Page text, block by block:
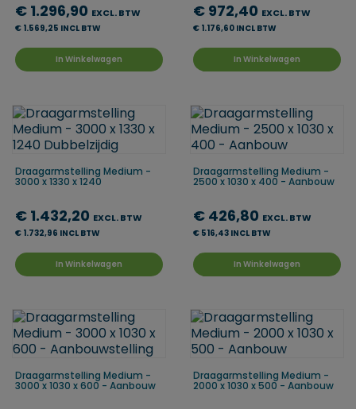
€ 1.296,90 EXCL. BTW
€ 1.569,25 INCL BTW
In Winkelwagen
€ 972,40 EXCL. BTW
€ 1.176,60 INCL BTW
In Winkelwagen
Draagarmstelling Medium -
3000 x 1330 x 1240
€ 1.432,20 EXCL. BTW
€ 1.732,96 INCL BTW
In Winkelwagen
Draagarmstelling Medium -
2500 x 1030 x 400 - Aanbouw
€ 426,80 EXCL. BTW
€ 516,43 INCL BTW
In Winkelwagen
Draagarmstelling Medium -
3000 x 1030 x 600 - Aanbouw
Draagarmstelling Medium -
2000 x 1030 x 500 - Aanbouw